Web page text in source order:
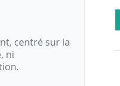
centré sur la
ni